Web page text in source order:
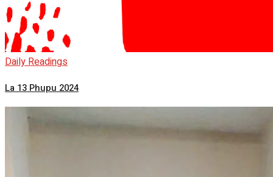
Daily Readings
La 13 Phupu 2024